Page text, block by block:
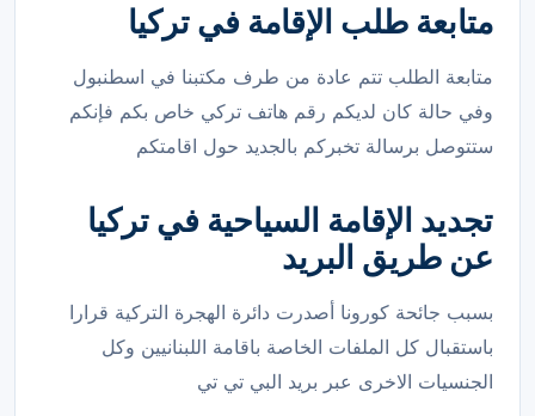
متابعة طلب الإقامة في تركيا
متابعة الطلب تتم عادة من طرف مكتبنا في اسطنبول
وفي حالة كان لديكم رقم هاتف تركي خاص بكم فإنكم
ستتوصل برسالة تخبركم بالجديد حول اقامتكم
تجديد الإقامة السياحية في تركيا
عن طريق البريد
بسبب جائحة كورونا أصدرت دائرة الهجرة التركية قرارا
باستقبال كل الملفات الخاصة باقامة اللبنانيين وكل
الجنسيات الاخرى عبر بريد البي تي تي